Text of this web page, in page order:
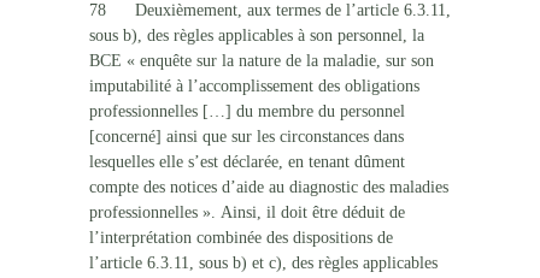
78 Deuxièmement, aux termes de l’article 6.3.11,
sous b), des règles applicables à son personnel, la
BCE « enquête sur la nature de la maladie, sur son
imputabilité à l’accomplissement des obligations
professionnelles […] du membre du personnel
[concerné] ainsi que sur les circonstances dans
lesquelles elle s’est déclarée, en tenant dûment
compte des notices d’aide au diagnostic des maladies
professionnelles ». Ainsi, il doit être déduit de
l’interprétation combinée des dispositions de
l’article 6.3.11, sous b) et c), des règles applicables